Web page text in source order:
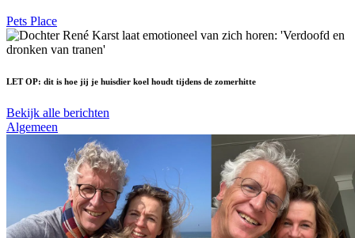
Pets Place
LET OP: dit is hoe jij je huisdier koel houdt tijdens de zomerhitte
Bekijk alle berichten
Algemeen